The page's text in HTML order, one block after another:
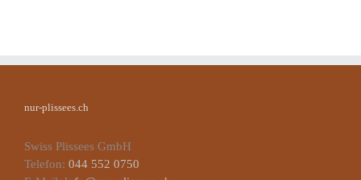
nur-plissees.ch
Swiss Plissees GmbH
Telefon: 044 552 0750